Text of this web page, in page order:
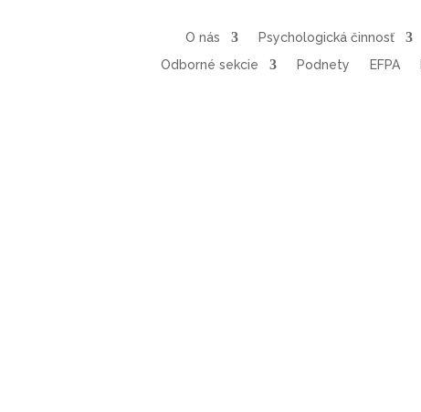
O nás Psychologická činnosť
Odborné sekcie
Podnety EFPA